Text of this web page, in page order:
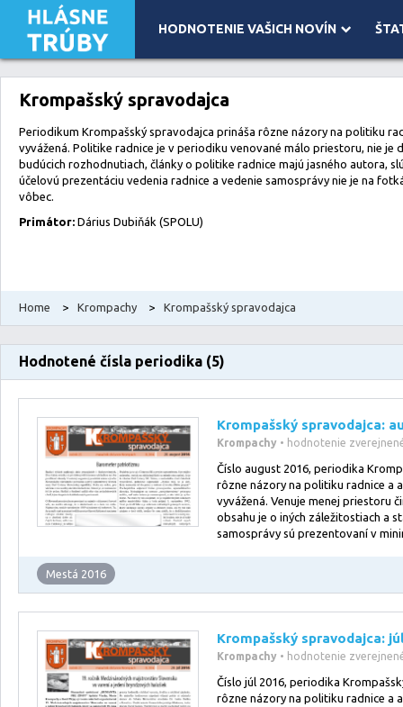
HODNOTENIE VAŠICH NOVÍN
Leaflet| Map data ©OpenStreetMapcontributors, Imagery ©Mapbox
Krompašský spravodajca
Periodikum Krompašský spravodajca prináša rôzne názory na politiku
vyvážená. Politike radnice je v periodiku venované málo priestoru, nie
budúcich rozhodnutiach, články o politike radnice majú jasného autora,
účelovú prezentáciu vedenia radnice a vedenie samosprávy nie je na
vôbec.
Primátor: Dárius Dubiňák (SPOLU)
Home > Krompachy > Krompašský spravodajca
Hodnotené čísla periodika (5)
Krompašský spravodajca:
Krompachy • hodnotenie
Číslo august 2016, periodika
rôzne názory na politiku radnice a
vyvážená. Venuje menej priestoru
obsahu je o iných záležitostiach a
samosprávy sú prezentovaní v
Mestá 2016
Krompašský spravodajca:
Krompachy • hodnotenie
Číslo júl 2016, periodika
rôzne názory na politiku radnice a